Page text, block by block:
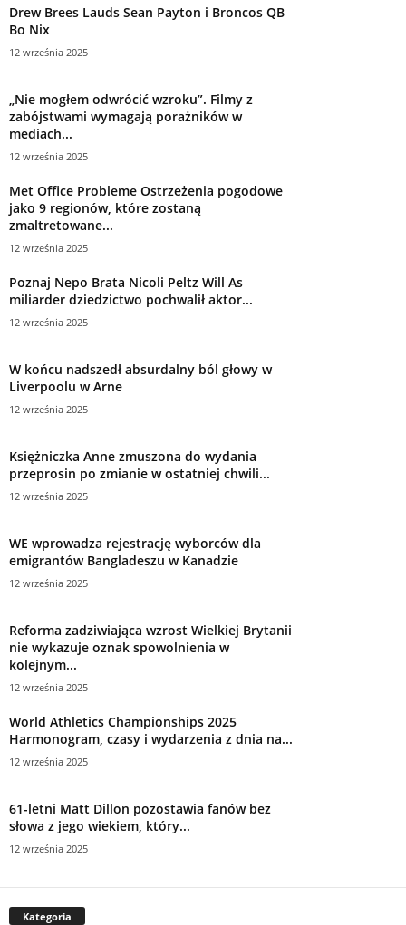
Drew Brees Lauds Sean Payton i Broncos QB
Bo Nix
12 września 2025
„Nie mogłem odwrócić wzroku”. Filmy z
zabójstwami wymagają porażników w
mediach...
12 września 2025
Met Office Probleme Ostrzeżenia pogodowe
jako 9 regionów, które zostaną
zmaltretowane...
12 września 2025
Poznaj Nepo Brata Nicoli Peltz Will As
miliarder dziedzictwo pochwalił aktor...
12 września 2025
W końcu nadszedł absurdalny ból głowy w
Liverpoolu w Arne
12 września 2025
Księżniczka Anne zmuszona do wydania
przeprosin po zmianie w ostatniej chwili...
12 września 2025
WE wprowadza rejestrację wyborców dla
emigrantów Bangladeszu w Kanadzie
12 września 2025
Reforma zadziwiająca wzrost Wielkiej Brytanii
nie wykazuje oznak spowolnienia w
kolejnym...
12 września 2025
World Athletics Championships 2025
Harmonogram, czasy i wydarzenia z dnia na...
12 września 2025
61-letni Matt Dillon pozostawia fanów bez
słowa z jego wiekiem, który...
12 września 2025
Kategoria